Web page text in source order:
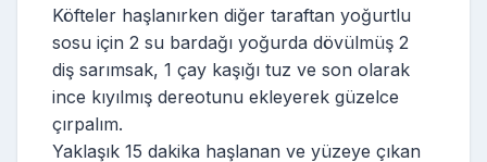
Köfteler haşlanırken diğer taraftan yoğurtlu
sosu için 2 su bardağı yoğurda dövülmüş 2
diş sarımsak, 1 çay kaşığı tuz ve son olarak
ince kıyılmış dereotunu ekleyerek güzelce
çırpalım.
Yaklaşık 15 dakika haşlanan ve yüzeye çıkan